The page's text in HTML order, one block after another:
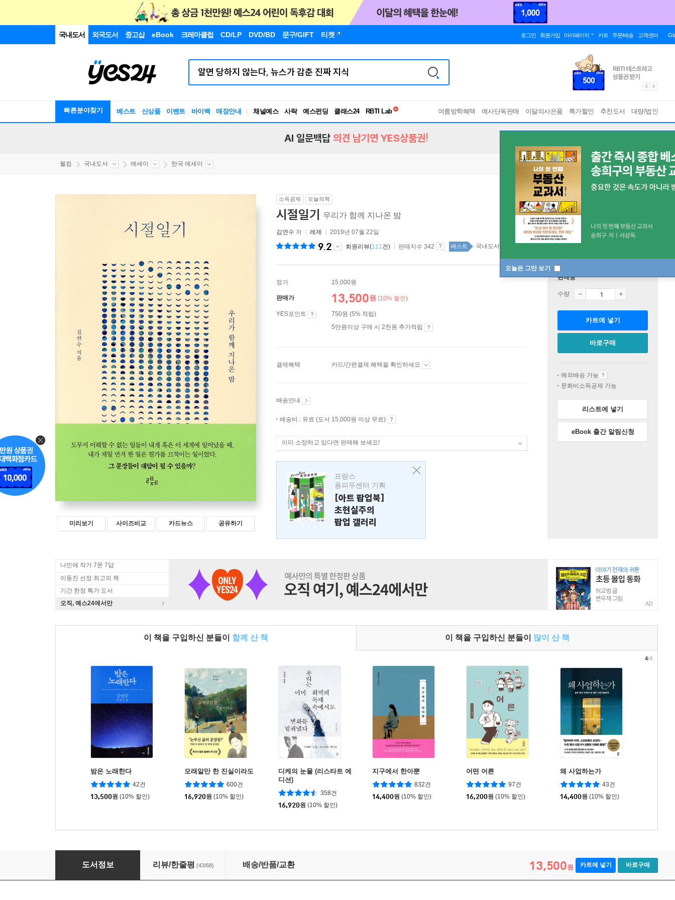
국내도서 외국도서 중고샵 eBook 크레마클럽 CD/LP DVD/BD 문구/GIFT 티켓 로그인 회원가입 마이페이지 카트 주문/배송 고객센터
빠른분야찾기 베스트 신상품 이벤트 바이백 매장안내 채널예스 사락 예스펀딩 클래스24
RBTI Lab
독서유형검사
여름방학혜택 예사단독판매 이달의사은품 특가할인 추천도서 대량/법인
오늘은 그만 보기
AI 일문백답 의견 남기면 YES상품권!
웰컴 국내도서 에세이 한국 에세이
미리보기 사이즈비교 카드뉴스 공유하기
소득공제 오늘의책
시절일기 우리가 함께 지나온 밤
김연수 저 레제 2019년 07월 22일
9.2 회원리뷰(111건) 판매지수 342 베스트 국내도서 top100 3주
정가 15,000원
판매가 13,500원 (10% 할인)
YES포인트
750원 (5% 적립)
5만원이상 구매 시 2천원 추가적립
결제혜택 카드/간편결제 혜택을 확인하세요
배송안내
배송비 : 유료 (도서 15,000원 이상 무료)
이미 소장하고 있다면 판매해 보세요!
프랑스
퐁피두센터 기획
[아트 팝업북]
초현실주의
팝업 갤러리
판매중
수량
카트에 넣기
바로구매
해외배송 가능
문화비소득공제 가능
리스트에 넣기
eBook 출간 알림신청
나민애 작가 7문 7답
이동진 선정 최고의 책
기간 한정 특가 도서
오직, 예스24에서만
AD
이 책을 구입하신 분들이 함께 산 책 이 책을 구입하신 분들이 많이 산 책
밤은 노래한다
42건
13,500원 (10% 할인)
모래알만 한 진실이라도
600건
16,920원 (10% 할인)
디케의 눈물 (리스타트 에
디션)
358건
16,920원 (10% 할인)
지구에서 한아뿐
832건
14,400원 (10% 할인)
어떤 어른
97건
16,200원 (10% 할인)
왜 사업하는가
43건
14,400원 (10% 할인)
4/4
시절일기
도서정보 리뷰/한줄평 (43/68) 배송/반품/교환 13,500원 카트에 넣기 바로구매